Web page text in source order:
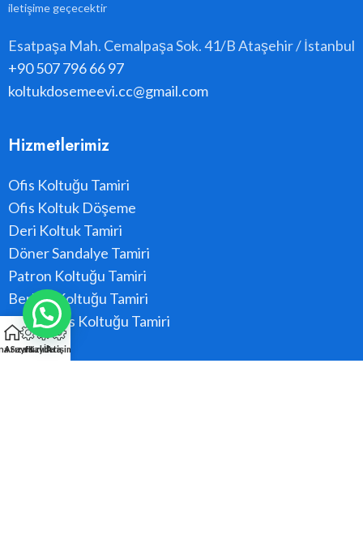
iletişime geçecektir
Esatpaşa Mah. Cemalpaşa Sok. 41/B Ataşehir / İstanbul
+90 507 796 66 97
koltukdosemeevi.cc@gmail.com
Hizmetlerimiz
Ofis Koltuğu Tamiri
Ofis Koltuk Döşeme
Deri Koltuk Tamiri
Döner Sandalye Tamiri
Patron Koltuğu Tamiri
Berber Koltuğu Tamiri
Konferans Koltuğu Tamiri
Sayfa
Arıza Kaydı
Hızlı Ara
İletişim